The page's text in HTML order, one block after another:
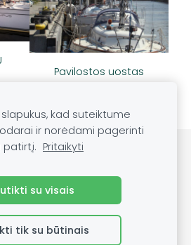
Pavilostos uostas
Slapukai
kad suteiktume
ir norėdami pagerinti
patirtį. Pritaikyti
su visais
tik su būtinais